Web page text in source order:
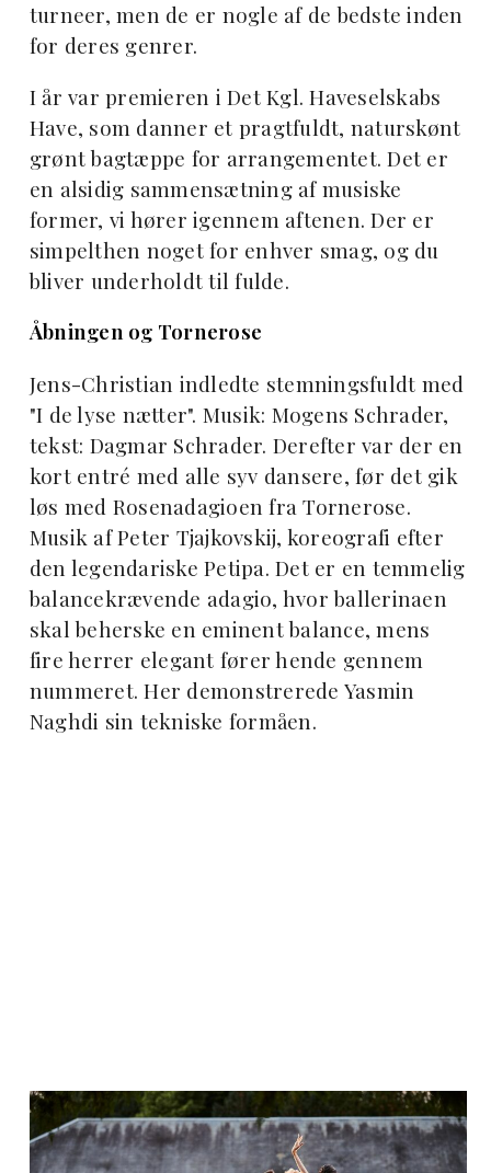
turneer, men de er nogle af de bedste inden
for deres genrer.
I år var premieren i Det Kgl. Haveselskabs
Have, som danner et pragtfuldt, naturskønt
grønt bagtæppe for arrangementet. Det er
en alsidig sammensætning af musiske
former, vi hører igennem aftenen. Der er
simpelthen noget for enhver smag, og du
bliver underholdt til fulde.
Åbningen og Tornerose
Jens-Christian indledte stemningsfuldt med
"I de lyse nætter". Musik: Mogens Schrader,
tekst: Dagmar Schrader. Derefter var der en
kort entré med alle syv dansere, før det gik
løs med Rosenadagioen fra Tornerose.
Musik af Peter Tjajkovskij, koreografi efter
den legendariske Petipa. Det er en temmelig
balancekrævende adagio, hvor ballerinaen
skal beherske en eminent balance, mens
fire herrer elegant fører hende gennem
nummeret. Her demonstrerede Yasmin
Naghdi sin tekniske formåen.